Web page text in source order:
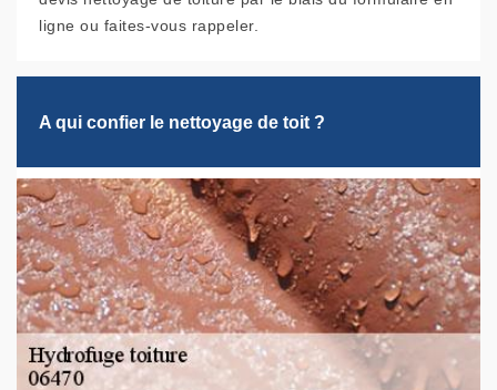
ligne ou faites-vous rappeler.
A qui confier le nettoyage de toit ?